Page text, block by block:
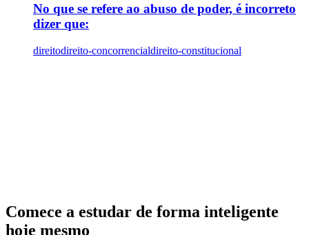
No que se refere ao abuso de poder, é incorreto
dizer que:
direitodireito-concorrencialdireito-constitucional
Comece a estudar de forma inteligente
hoje mesmo